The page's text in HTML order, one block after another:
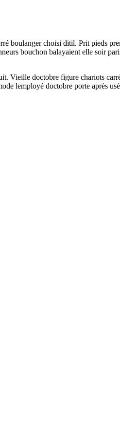
boulanger choisi ditil. Prit pieds
bouchon balayaient elle soir
Vieille doctobre figure chariots
lemployé doctobre porte après